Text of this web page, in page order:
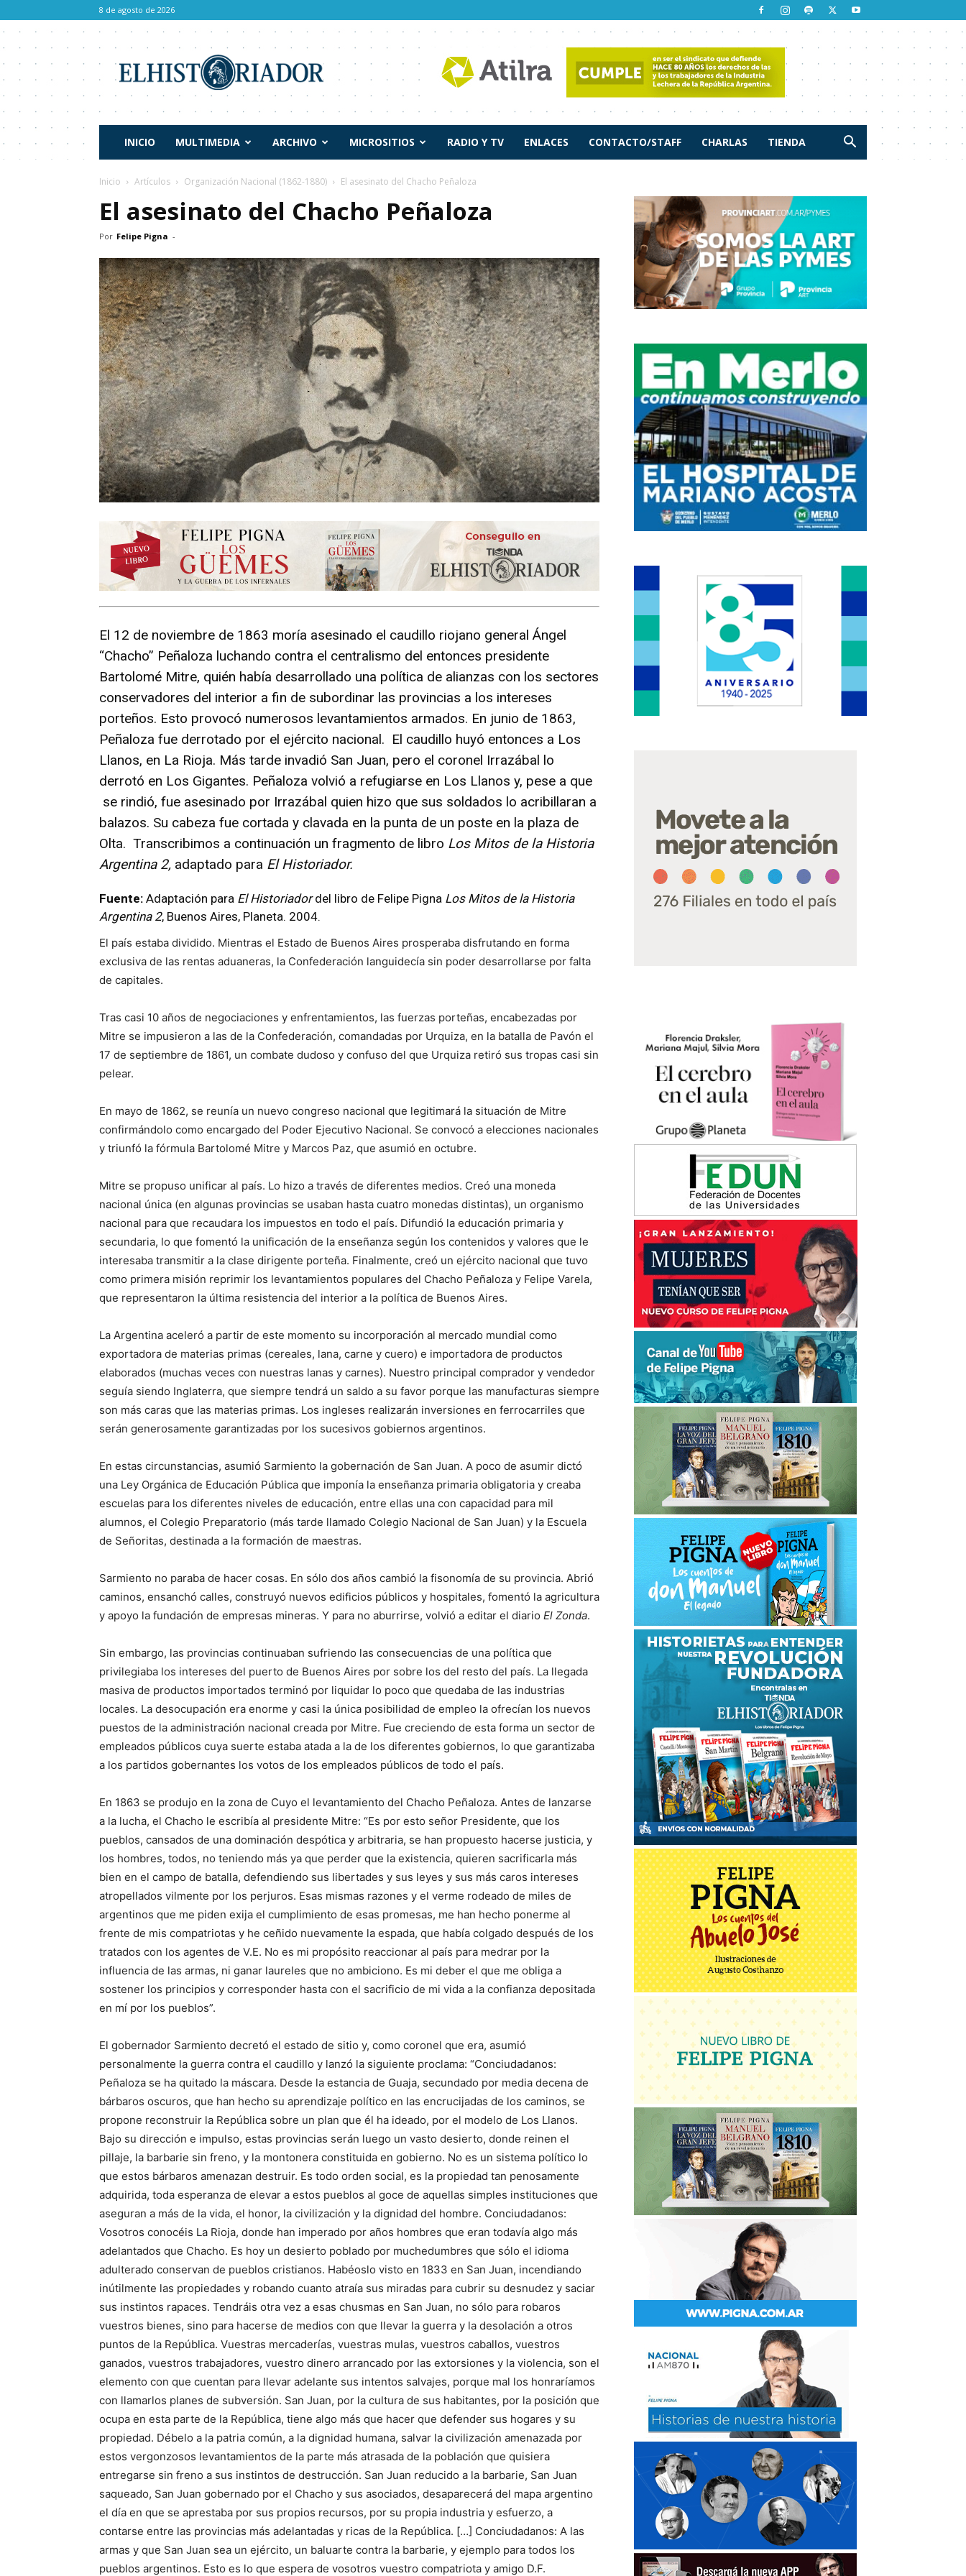
8 de agosto de 2026
Historiador
INICIO MULTIMEDIA ARCHIVO MICROSITIOS RADIO Y TV ENLACES CONTACTO/STAFF CHARLAS TIENDA
Inicio Artículos Organización Nacional (1862-1880) El asesinato del Chacho Peñaloza
El asesinato del Chacho Peñaloza
Por Felipe Pigna -
El 12 de noviembre de 1863 moría asesinado el caudillo riojano general Ángel
“Chacho” Peñaloza luchando contra el centralismo del entonces presidente
Bartolomé Mitre, quién había desarrollado una política de alianzas con los sectores
conservadores del interior a fin de subordinar las provincias a los intereses
porteños. Esto provocó numerosos levantamientos armados. En junio de 1863,
Peñaloza fue derrotado por el ejército nacional. El caudillo huyó entonces a Los
Llanos, en La Rioja. Más tarde invadió San Juan, pero el coronel Irrazábal lo
derrotó en Los Gigantes. Peñaloza volvió a refugiarse en Los Llanos y, pese a que
se rindió, fue asesinado por Irrazábal quien hizo que sus soldados lo acribillaran a
balazos. Su cabeza fue cortada y clavada en la punta de un poste en la plaza de
Olta. Transcribimos a continuación un fragmento de libro Los Mitos de la Historia
Argentina 2, adaptado para El Historiador.
Fuente: Adaptación para El Historiadordel libro de Felipe Pigna Los Mitos de la Historia
Argentina 2, Buenos Aires, Planeta. 2004.
El país estaba dividido. Mientras el Estado de Buenos Aires prosperaba disfrutando en forma
exclusiva de las rentas aduaneras, la Confederación languidecía sin poder desarrollarse por falta
de capitales.
Tras casi 10 años de negociaciones y enfrentamientos, las fuerzas porteñas, encabezadas por
Mitre se impusieron a las de la Confederación, comandadas por Urquiza, en la batalla de Pavón el
17 de septiembre de 1861, un combate dudoso y confuso del que Urquiza retiró sus tropas casi sin
pelear.
En mayo de 1862, se reunía un nuevo congreso nacional que legitimará la situación de Mitre
confirmándolo como encargado del Poder Ejecutivo Nacional. Se convocó a elecciones nacionales
y triunfó la fórmula Bartolomé Mitre y Marcos Paz, que asumió en octubre.
Mitre se propuso unificar al país. Lo hizo a través de diferentes medios. Creó una moneda
nacional única (en algunas provincias se usaban hasta cuatro monedas distintas), un organismo
nacional para que recaudara los impuestos en todo el país. Difundió la educación primaria y
secundaria, lo que fomentó la unificación de la enseñanza según los contenidos y valores que le
interesaba transmitir a la clase dirigente porteña. Finalmente, creó un ejército nacional que tuvo
como primera misión reprimir los levantamientos populares del Chacho Peñaloza y Felipe Varela,
que representaron la última resistencia del interior a la política de Buenos Aires.
La Argentina aceleró a partir de este momento su incorporación al mercado mundial como
exportadora de materias primas (cereales, lana, carne y cuero) e importadora de productos
elaborados (muchas veces con nuestras lanas y carnes). Nuestro principal comprador y vendedor
seguía siendo Inglaterra, que siempre tendrá un saldo a su favor porque las manufacturas siempre
son más caras que las materias primas. Los ingleses realizarán inversiones en ferrocarriles que
serán generosamente garantizadas por los sucesivos gobiernos argentinos.
En estas circunstancias, asumió Sarmiento la gobernación de San Juan. A poco de asumir dictó
una Ley Orgánica de Educación Pública que imponía la enseñanza primaria obligatoria y creaba
escuelas para los diferentes niveles de educación, entre ellas una con capacidad para mil
alumnos, el Colegio Preparatorio (más tarde llamado Colegio Nacional de San Juan) y la Escuela
de Señoritas, destinada a la formación de maestras.
Sarmiento no paraba de hacer cosas. En sólo dos años cambió la fisonomía de su provincia. Abrió
caminos, ensanchó calles, construyó nuevos edificios públicos y hospitales, fomentó la agricultura
y apoyo la fundación de empresas mineras. Y para no aburrirse, volvió a editar el diario El Zonda.
Sin embargo, las provincias continuaban sufriendo las consecuencias de una política que
privilegiaba los intereses del puerto de Buenos Aires por sobre los del resto del país. La llegada
masiva de productos importados terminó por liquidar lo poco que quedaba de las industrias
locales. La desocupación era enorme y casi la única posibilidad de empleo la ofrecían los nuevos
puestos de la administración nacional creada por Mitre. Fue creciendo de esta forma un sector de
empleados públicos cuya suerte estaba atada a la de los diferentes gobiernos, lo que garantizaba
a los partidos gobernantes los votos de los empleados públicos de todo el país.
En 1863 se produjo en la zona de Cuyo el levantamiento del Chacho Peñaloza. Antes de lanzarse
a la lucha, el Chacho le escribía al presidente Mitre: “Es por esto señor Presidente, que los
pueblos, cansados de una dominación despótica y arbitraria, se han propuesto hacerse justicia, y
los hombres, todos, no teniendo más ya que perder que la existencia, quieren sacrificarla más
bien en el campo de batalla, defendiendo sus libertades y sus leyes y sus más caros intereses
atropellados vilmente por los perjuros. Esas mismas razones y el verme rodeado de miles de
argentinos que me piden exija el cumplimiento de esas promesas, me han hecho ponerme al
frente de mis compatriotas y he ceñido nuevamente la espada, que había colgado después de los
tratados con los agentes de V.E. No es mi propósito reaccionar al país para medrar por la
influencia de las armas, ni ganar laureles que no ambiciono. Es mi deber el que me obliga a
sostener los principios y corresponder hasta con el sacrificio de mi vida a la confianza depositada
en mí por los pueblos”.
El gobernador Sarmiento decretó el estado de sitio y, como coronel que era, asumió
personalmente la guerra contra el caudillo y lanzó la siguiente proclama: “Conciudadanos:
Peñaloza se ha quitado la máscara. Desde la estancia de Guaja, secundado por media decena de
bárbaros oscuros, que han hecho su aprendizaje político en las encrucijadas de los caminos, se
propone reconstruir la República sobre un plan que él ha ideado, por el modelo de Los Llanos.
Bajo su dirección e impulso, estas provincias serán luego un vasto desierto, donde reinen el
pillaje, la barbarie sin freno, y la montonera constituida en gobierno. No es un sistema político lo
que estos bárbaros amenazan destruir. Es todo orden social, es la propiedad tan penosamente
adquirida, toda esperanza de elevar a estos pueblos al goce de aquellas simples instituciones que
aseguran a más de la vida, el honor, la civilización y la dignidad del hombre. Conciudadanos:
Vosotros conocéis La Rioja, donde han imperado por años hombres que eran todavía algo más
adelantados que Chacho. Es hoy un desierto poblado por muchedumbres que sólo el idioma
adulterado conservan de pueblos cristianos. Habéoslo visto en 1833 en San Juan, incendiando
inútilmente las propiedades y robando cuanto atraía sus miradas para cubrir su desnudez y saciar
sus instintos rapaces. Tendráis otra vez a esas chusmas en San Juan, no sólo para robaros
vuestros bienes, sino para hacerse de medios con que llevar la guerra y la desolación a otros
puntos de la República. Vuestras mercaderías, vuestras mulas, vuestros caballos, vuestros
ganados, vuestros trabajadores, vuestro dinero arrancado por las extorsiones y la violencia, son el
elemento con que cuentan para llevar adelante sus intentos salvajes, porque mal los honraríamos
con llamarlos planes de subversión. San Juan, por la cultura de sus habitantes, por la posición que
ocupa en esta parte de la República, tiene algo más que hacer que defender sus hogares y su
propiedad. Débelo a la patria común, a la dignidad humana, salvar la civilización amenazada por
estos vergonzosos levantamientos de la parte más atrasada de la población que quisiera
entregarse sin freno a sus instintos de destrucción. San Juan reducido a la barbarie, San Juan
saqueado, San Juan gobernado por el Chacho y sus asociados, desaparecerá del mapa argentino
el día en que se aprestaba por sus propios recursos, por su propia industria y esfuerzo, a
contarse entre las provincias más adelantadas y ricas de la República. […] Conciudadanos: A las
armas y que San Juan sea un ejército, un baluarte contra la barbarie, y ejemplo para todos los
pueblos argentinos. Esto es lo que espera de vosotros vuestro compatriota y amigo D.F.